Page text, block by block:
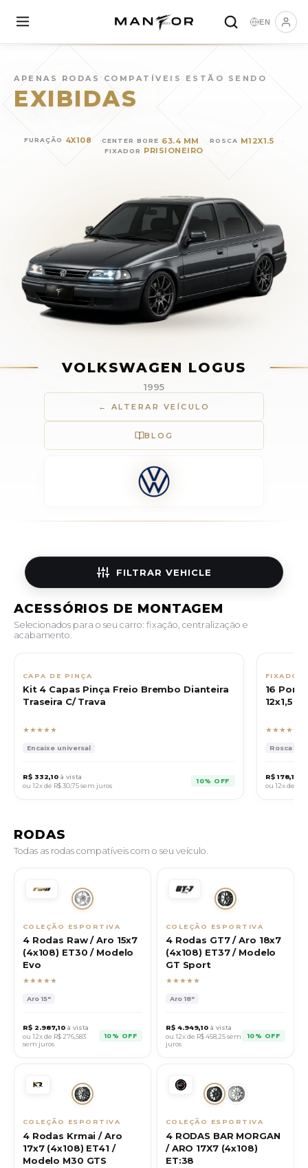
EN
APENAS RODAS COMPATÍVEIS ESTÃO SENDO
EXIBIDAS
FURAÇÃO 4X108 CENTER BORE 63.4 MM ROSCA M12X1.5
FIXADOR PRISIONEIRO
VOLKSWAGEN LOGUS
1995
← ALTERAR VEÍCULO
BLOG
FILTRAR VEHICLE
ACESSÓRIOS DE MONTAGEM
Selecionados para o seu carro: fixação, centralização e
acabamento.
CAPA DE PINÇA
Kit 4 Capas Pinça Freio Brembo Dianteira
Traseira C/ Trava
★★★★★
Encaixe universal
R$ 332,10 à vista
ou 12x de R$ 30,75sem juros
10% OFF
16
12x1,5
★★★★★
Rosca
R$ 178,11
ou 12x de
RODAS
Todas as rodas compatíveis com o seu veículo.
COLEÇÃO ESPORTIVA
4 Rodas Raw / Aro 15x7
(4x108) ET30 / Modelo
Evo
★★★★★
Aro15"
R$ 2.987,10 à vista
ou 12x de R$ 276,583
sem juros
10% OFF
COLEÇÃO ESPORTIVA
4 Rodas GT7 / Aro 18x7
(4x108) ET37 / Modelo
GT Sport
★★★★★
Aro18"
R$ 4.949,10 à vista
ou 12x de R$458,25sem
juros
10% OFF
COLEÇÃO ESPORTIVA
4 Rodas Krmai / Aro
17x7 (4x108) ET41 /
Modelo M30 GTS
COLEÇÃO ESPORTIVA
4 RODAS BAR MORGAN
/ ARO 17X7 (4x108)
ET:38